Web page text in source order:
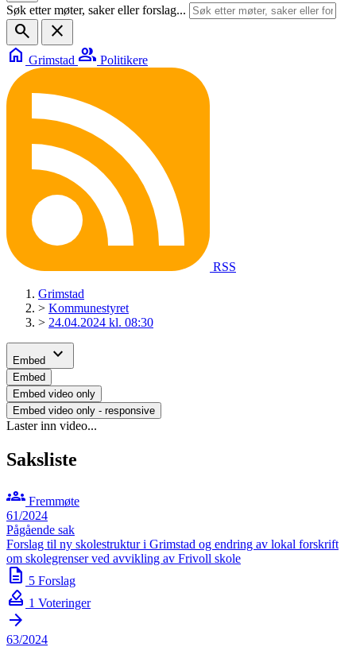
Søk etter møter, saker eller forslag...
search
close
home Grimstad group Politikere
RSS
Grimstad
> Kommunestyret
> 24.04.2024 kl. 08:30
Embed expand_more
Embed
Embed video only
Embed video only - responsive
Laster inn video...
Saksliste
groups Fremmøte
61/2024
Pågående sak
Forslag til ny skolestruktur i Grimstad og endring av lokal forskrift
om skolegrenser ved avvikling av Frivoll skole
description 5 Forslag
how_to_vote 1 Voteringer
arrow_forward
63/2024